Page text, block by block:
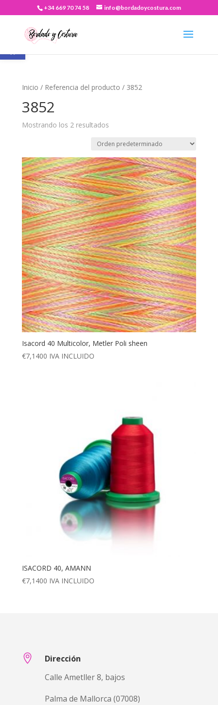
Abrir barra de herramientas
+34 669 70 74 58 info@bordadoycostura.com
Inicio / Referencia del producto / 3852
3852
Mostrando los 2 resultados
Isacord 40 Multicolor, Metler Poli sheen
€7,1400 IVA INCLUIDO
ISACORD 40, AMANN
€7,1400 IVA INCLUIDO

Dirección
Calle Ametller 8, bajos
Palma de Mallorca (07008)